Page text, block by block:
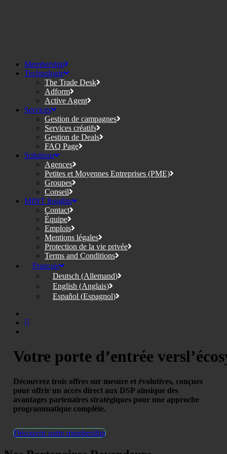
Membership
Technologie
The Trade Desk
Adform
Active Agent
Services
Gestion de campagnes
Services créatifs
Gestion de Deals
FAQ Page
Solutions
Agences
Petites et Moyennes Entreprises (PME)
Groupes
Conseil
MINT Insights
Contact
Équipe
Emplois
Mentions légales
Protection de la vie privée
Terms and Conditions
Français
Deutsch (Allemand)
English (Anglais)
Español (Espagnol)
Votre porte d’entrée vers
Découvrez trois offres sur mesure et évolutives, conçues
pour offrir un accès direct aux DSP ainsique des
avantages partenaires stratégiques pour une approche
programmatique complète.
Découvrir notre membership